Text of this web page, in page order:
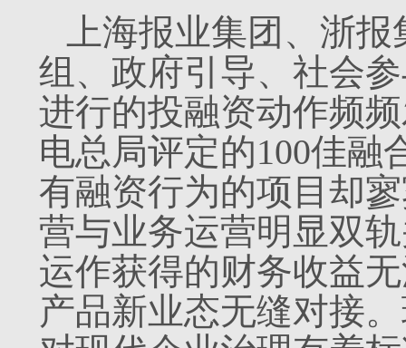
上海报业集团、浙
组、政府引导、社会
进行的投融资动作频
电总局评定的100佳融
有融资行为的项目却
营与业务运营明显双
运作获得的财务收益
产品新业态无缝对接